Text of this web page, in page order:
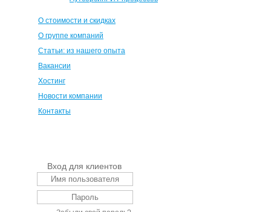
О стоимости и скидках
О группе компаний
Статьи: из нашего опыта
Вакансии
Хостинг
Новости компании
Контакты
Вход для клиентов